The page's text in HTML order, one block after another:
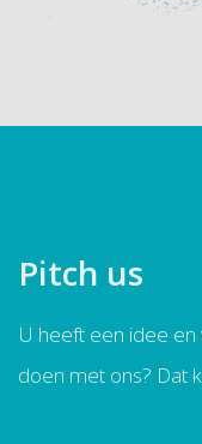
Pitch us
U heeft een idee
doen met ons? Dat